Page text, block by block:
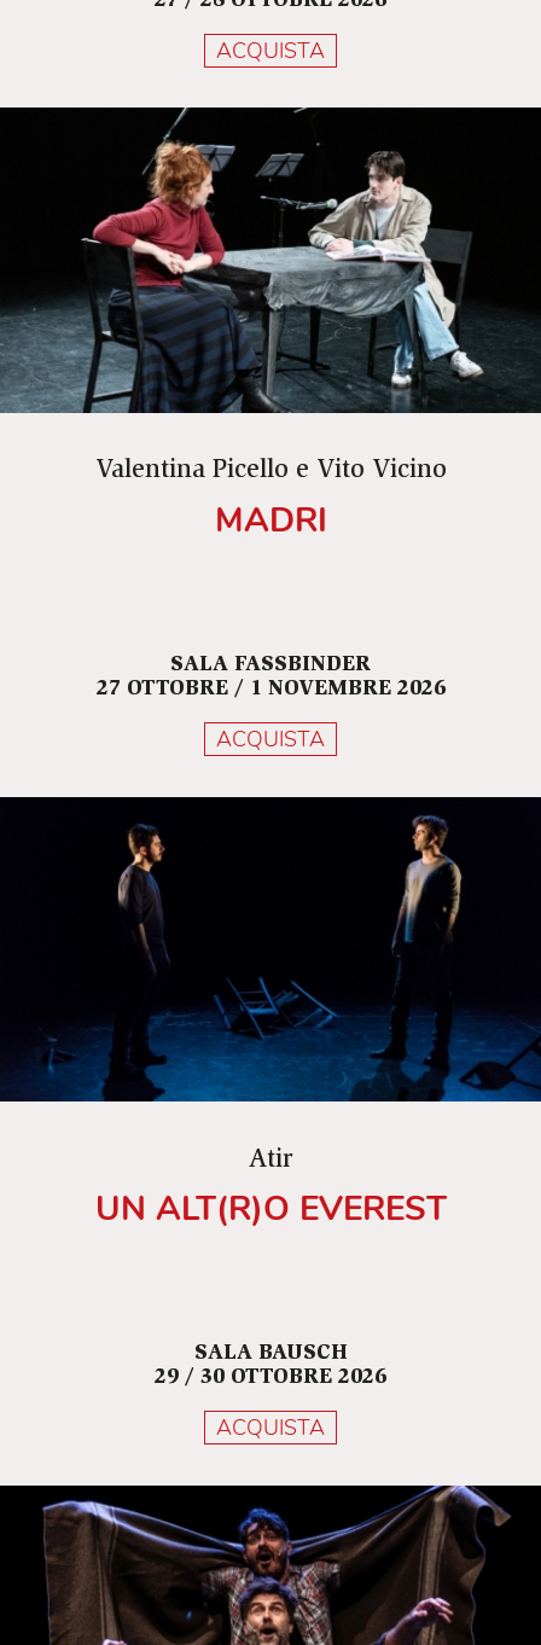
ACQUISTA
Valentina Picello e Vito Vicino
MADRI
SALA FASSBINDER
27 OTTOBRE / 1 NOVEMBRE 2026
ACQUISTA
Atir
UN ALT(R)O EVEREST
SALA BAUSCH
29 / 30 OTTOBRE 2026
ACQUISTA